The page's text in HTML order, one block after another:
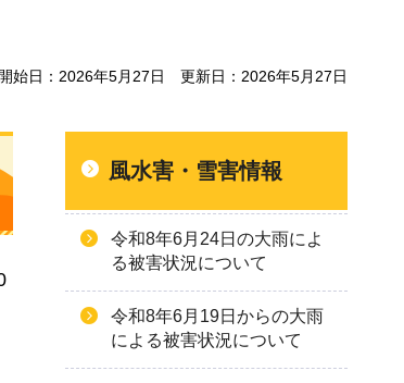
始日：2026年5月27日 更新日：2026年5月27日
風水害・雪害情報
令和8年6月24日の大雨によ
る被害状況について
令和8年6月19日からの大雨
による被害状況について